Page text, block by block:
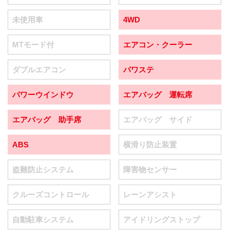
未使用車 4WD
MTモード付 エアコン・クーラー
ダブルエアコン パワステ
パワーウインドウ エアバッグ 運転席
エアバッグ 助手席 エアバッグ サイド
ABS 横滑り防止装置
盗難防止システム 障害物センサー
クルーズコントロール レーンアシスト
自動駐車システム アイドリングストップ